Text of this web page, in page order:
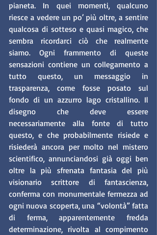
pianeta. In quei momenti, qualcuno
riesce a vedere un po’ più oltre, a sentire
qualcosa di sotteso e quasi magico, che
sembra ricordarci ciò che realmente
siamo. Ogni frammento di queste
sensazioni contiene un collegamento a
tutto questo, un messaggio in
trasparenza, come fosse posato sul
fondo di un azzurro lago cristallino. Il
disegno che deve essere
necessariamente alla fonte di tutto
questo, e che probabilmente risiede e
risiederà ancora per molto nel mistero
scientifico, annunciandosi già oggi ben
oltre la più sfrenata fantasia del più
visionario scrittore di fantascienza,
conferma con monumentale fermezza ad
ogni nuova scoperta, una “volontà” fatta
di ferma, apparentemente fredda
determinazione, rivolta al compimento